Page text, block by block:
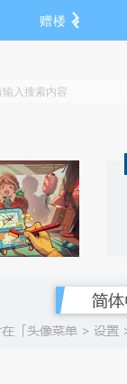
赠楼